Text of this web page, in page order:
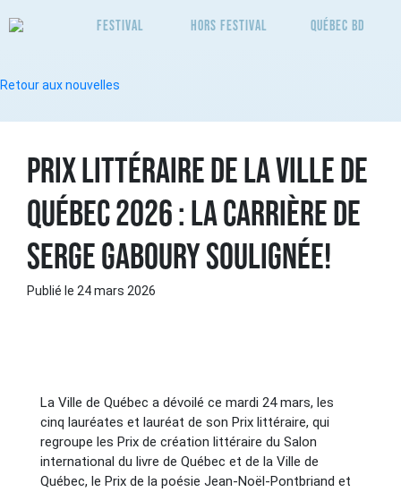
Festival Hors Festival Québec BD
Retour aux nouvelles
Prix littéraire de la Ville de
Québec 2026 : la carrière de
Serge Gaboury soulignée!
Publié le 24 mars 2026
La Ville de Québec a dévoilé ce mardi 24 mars, les
cinq lauréates et lauréat de son Prix littéraire, qui
regroupe les Prix de création littéraire du Salon
international du livre de Québec et de la Ville de
Québec, le Prix de la poésie Jean-Noël-Pontbriand et